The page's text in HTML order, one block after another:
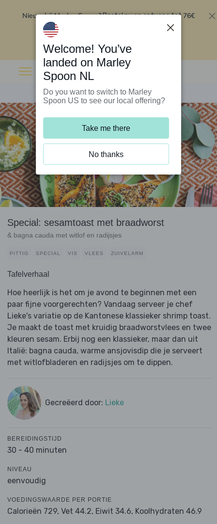
Nieuw bij Marley Spoon?Bestel nu en ontvang tot 76€
Special: sesamtoast met braadworst
& bagna cauda met witlof en radijsjes
PITTIG SPECIAL VIS VLEES ZUIVELARM
Tafelverhaal
Hoe heerlijk is het om je avond te beginnen met een
paar fijne voorgerechten? Vandaag serveer je chef
Lieke's variatie op de Kantonese klassieker shrimp toast.
Je maakt de toast met kruidig braadworstvlees en twee
kleuren sesam. Erbij nog een klassieker, maar dan uit
Italië: bagna cauda, warme ansjovisdip die je serveert
met witlofbladeren en radijsjes om te dippen.
Gecreëerd door: Lieke
BEREIDINGSTIJD
30 - 40 minuten
NIVEAU
eenvoudig
VOEDINGSWAARDE PER PORTIE
Calorieën 729, Vet 44.2, Eiwit 34.6, Koolhydraten 46.9
Welcome! You’ve
landed on Marley
Spoon NL
Do you want to switch to Marley
Spoon US to see our local offering?
Take me there
No thanks